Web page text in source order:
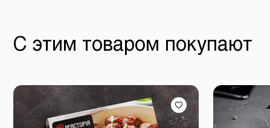
С этим товаром покупают